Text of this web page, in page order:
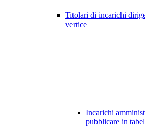
Titolari di incarichi
vertice
Incarichi
pubblicare in